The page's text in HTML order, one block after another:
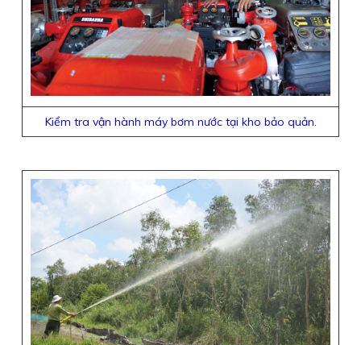
Kiểm tra vận hành máy bơm nước tại kho bảo quản.